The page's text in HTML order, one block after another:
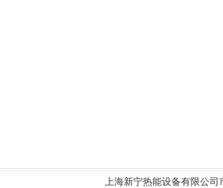
上海新宁热能设备有限公